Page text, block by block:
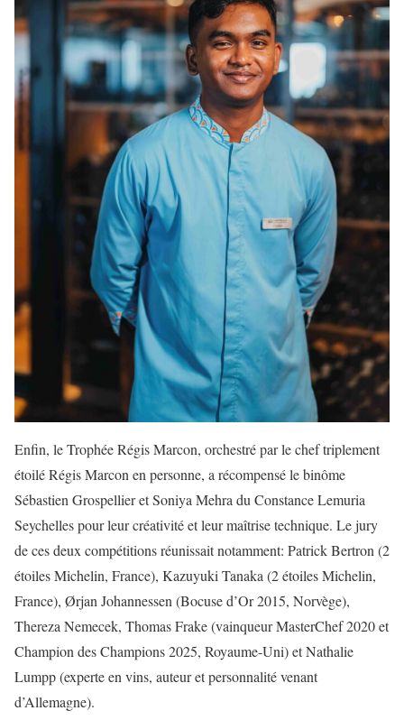
Enfin, le Trophée Régis Marcon, orchestré par le chef triplement
étoilé Régis Marcon en personne, a récompensé le binôme
Sébastien Grospellier et Soniya Mehra du Constance Lemuria
Seychelles pour leur créativité et leur maîtrise technique. Le jury
de ces deux compétitions réunissait notamment: Patrick Bertron (2
étoiles Michelin, France), Kazuyuki Tanaka (2 étoiles Michelin,
France), Ørjan Johannessen (Bocuse d’Or 2015, Norvège),
Thereza Nemecek, Thomas Frake (vainqueur MasterChef 2020 et
Champion des Champions 2025, Royaume-Uni) et Nathalie
Lumpp (experte en vins, auteur et personnalité venant
d’Allemagne).